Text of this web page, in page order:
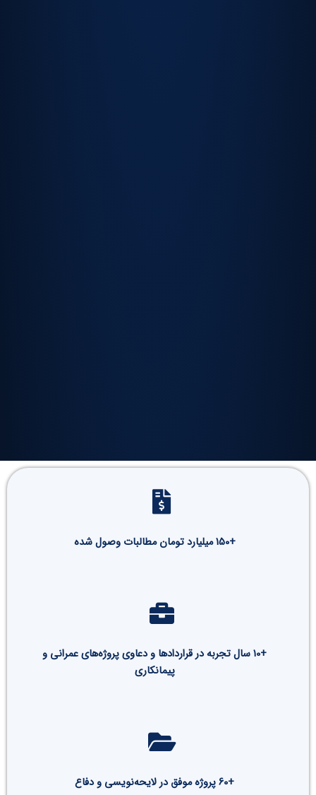
+150 میلیارد تومان مطالبات وصول شده
+۱0 سال تجربه در قراردادها و دعاوی پروژه‌های عمرانی و
پیمانکاری
+60 پروژه موفق در لایحه‌نویسی و دفاع